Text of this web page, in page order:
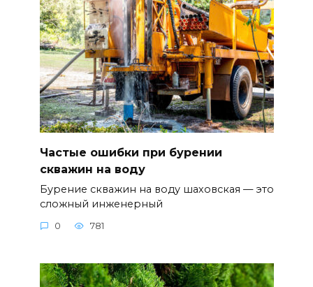
Частые ошибки при бурении
скважин на воду
Бурение скважин на воду шаховская — это
сложный инженерный
0 781